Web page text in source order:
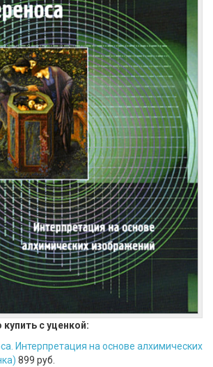
с уценкой:
Интерпретация на основе алхимических
899 руб.